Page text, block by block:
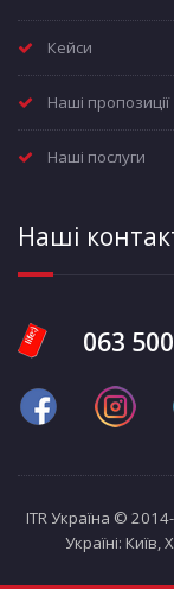
Кейси
Наші пропозиції
Наші послуги
Наші
063
ITR Україна ©
Україні: